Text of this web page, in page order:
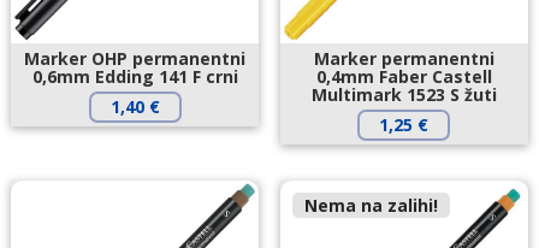
Marker OHP permanentni
0,6mm Edding 141 F crni
1,40 €
Marker permanentni
0,4mm Faber Castell
Multimark 1523 S žuti
1,25 €
Nema na zalihi!